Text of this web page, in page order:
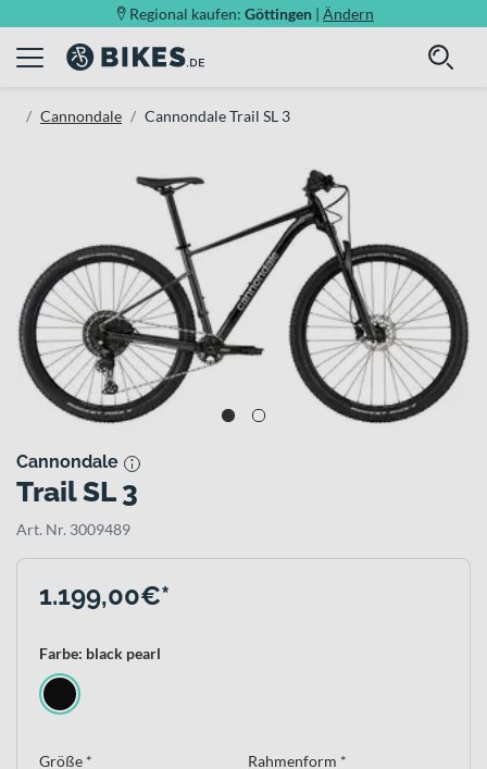
Regional kaufen: Göttingen | Ändern
Cannondale Cannondale Trail SL 3
Cannondale
Trail SL 3
Art. Nr. 3009489
1.199,00€*
Farbe: black pearl
Größe * Rahmenform *